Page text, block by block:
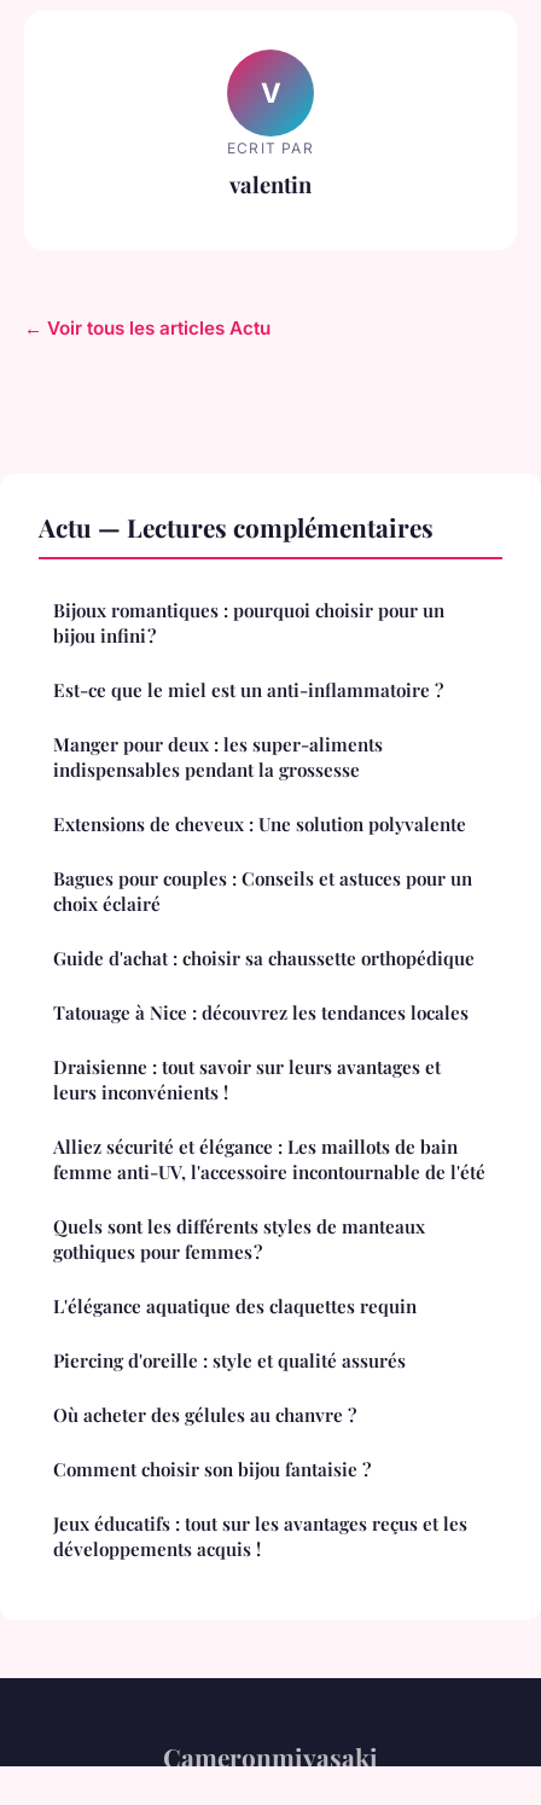
V
ECRIT PAR
valentin
← Voir tous les articles Actu
Actu — Lectures complémentaires
Bijoux romantiques : pourquoi choisir pour un
bijou infini ?
Est-ce que le miel est un anti-inflammatoire ?
Manger pour deux : les super-aliments
indispensables pendant la grossesse
Extensions de cheveux : Une solution polyvalente
Bagues pour couples : Conseils et astuces pour un
choix éclairé
Guide d'achat : choisir sa chaussette orthopédique
Tatouage à Nice : découvrez les tendances locales
Draisienne : tout savoir sur leurs avantages et
leurs inconvénients !
Alliez sécurité et élégance : Les maillots de bain
femme anti-UV, l'accessoire incontournable de l'été
Quels sont les différents styles de manteaux
gothiques pour femmes ?
L'élégance aquatique des claquettes requin
Piercing d'oreille : style et qualité assurés
Où acheter des gélules au chanvre ?
Comment choisir son bijou fantaisie ?
Jeux éducatifs : tout sur les avantages reçus et les
développements acquis !
Cameronmiyasaki